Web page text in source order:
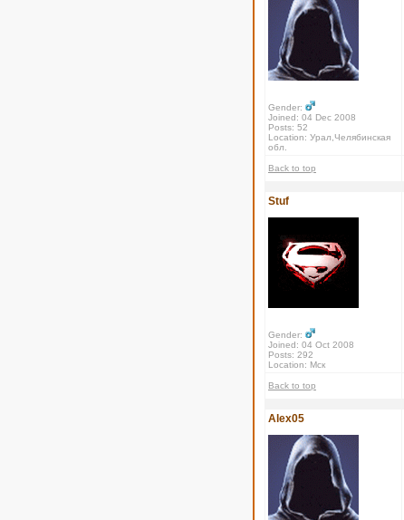
Gender:
Joined: 04 Dec 2008
Posts: 52
Location: Урал,Челябинская
обл.
Back to top
Stuf
Gender:
Joined: 04 Oct 2008
Posts: 292
Location: Мск
Back to top
Alex05